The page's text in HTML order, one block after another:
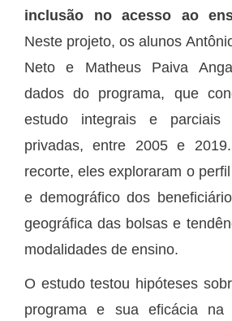
inclusão no acesso ao
Neste projeto, os alunos
Neto e Matheus Paiva
dados do programa, que
estudo integrais e parciais
privadas, entre 2005 e
recorte, eles exploraram o
e demográfico dos
geográfica das bolsas e
modalidades de ensino.
O estudo testou hipóteses
programa e sua eficácia na